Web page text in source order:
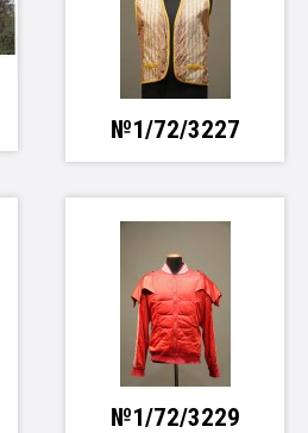
№1/72/3227
№1/72/3229